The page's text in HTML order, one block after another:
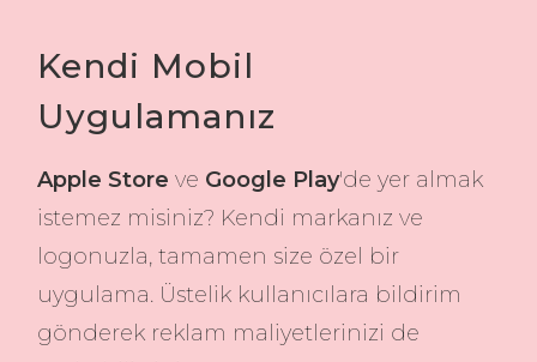
Kendi Mobil
Uygulamanız
Apple Store ve Google Play'de yer almak
istemez misiniz? Kendi markanız ve
logonuzla, tamamen size özel bir
uygulama. Üstelik kullanıcılara bildirim
gönderek reklam maliyetlerinizi de